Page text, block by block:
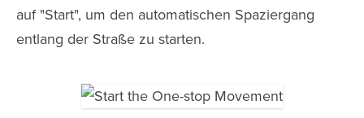
auf "Start", um den automatischen Spaziergang
entlang der Straße zu starten.